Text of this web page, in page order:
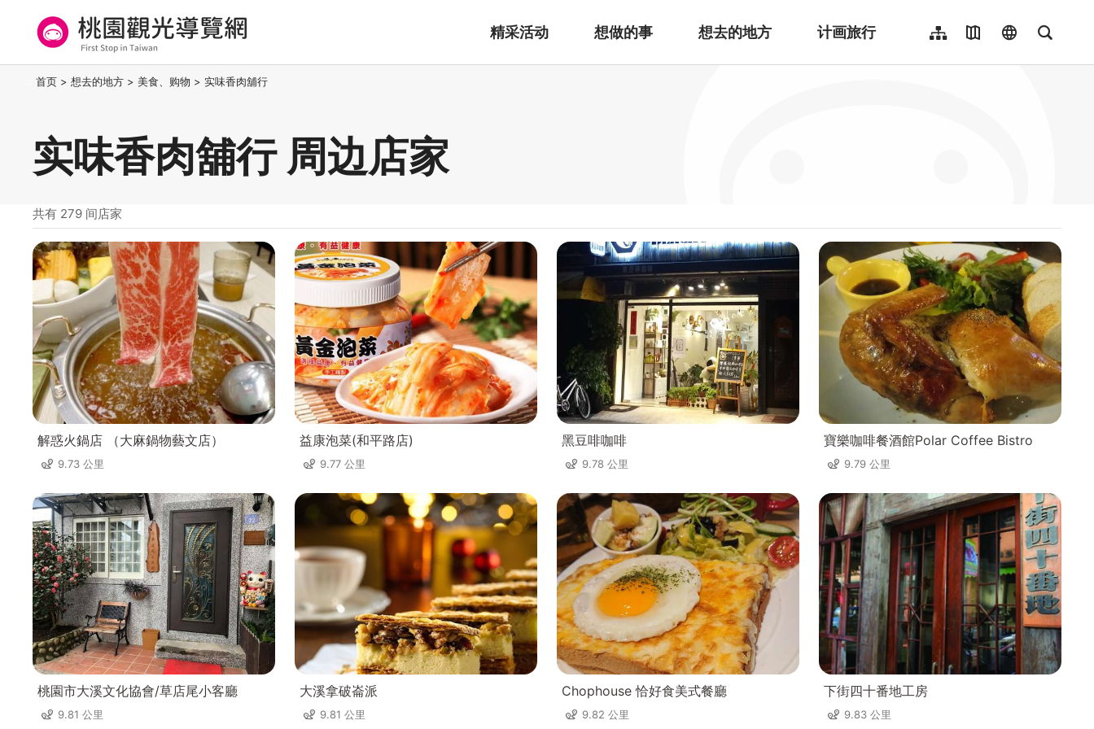
要
桃园观光导览网
精采活动 想做的事 想去的地方 计画旅行
网站导览地图导览language
Người việt nam
全文检
首页 > 想去的地方 > 美食、购物 > 实味香肉舖行
实味香肉舖行 周边店家
共有 279 间店家
解惑火鍋店 （大麻鍋物藝文店）
9.73 公里
益康泡菜(和平路店)
9.77 公里
黑豆啡咖啡
9.78 公里
寶樂咖啡餐酒館Polar Coffee Bistro
9.79 公里
桃園市大溪文化協會/草店尾小客廳
9.81 公里
大溪拿破崙派
9.81 公里
Chophouse 恰好食美式餐廳
9.82 公里
下街四十番地工房
9.83 公里